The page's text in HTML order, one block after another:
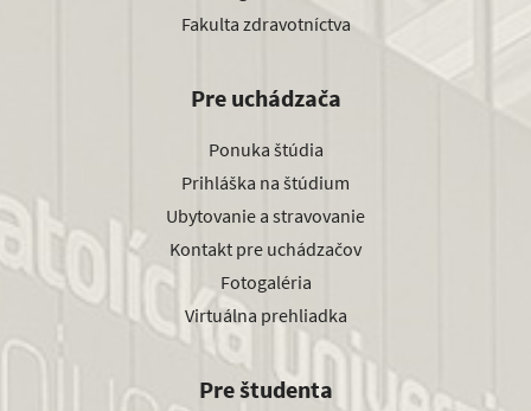
Fakulta zdravotníctva
Pre uchádzača
Ponuka štúdia
Prihláška na štúdium
Ubytovanie a stravovanie
Kontakt pre uchádzačov
Fotogaléria
Virtuálna prehliadka
Pre študenta